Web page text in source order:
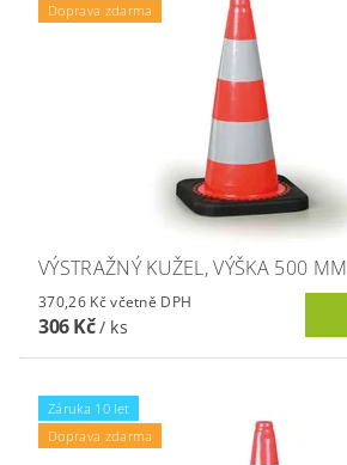
Doprava zdarma
VÝSTRAŽNÝ KUŽEL, VÝŠKA 500 MM
370,26 Kč včetně DPH
306 Kč/ ks
Záruka 10 let
Doprava zdarma